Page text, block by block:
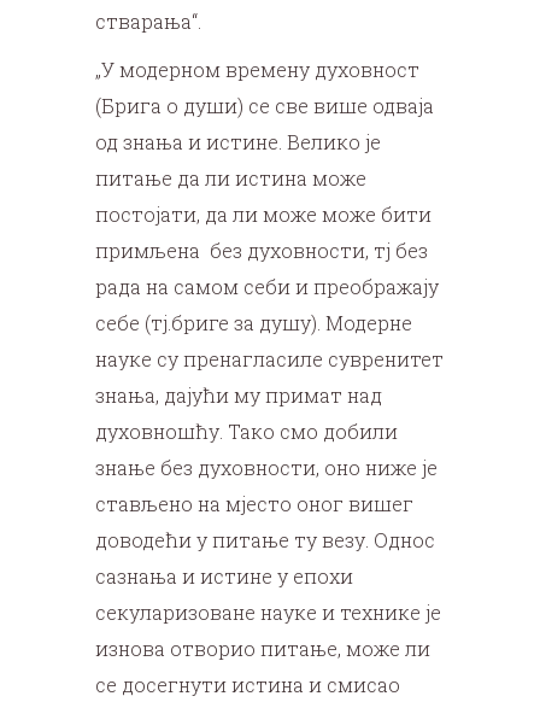
стварања“.
„У модерном времену духовност
(Брига о души) се све више одваја
од знања и истине. Велико је
питање да ли истина може
постојати, да ли може може бити
примљена без духовности, тј без
рада на самом себи и преображају
себе (тј.бриге за душу). Модерне
науке су пренагласиле сувренитет
знања, дајући му примат над
духовношћу. Тако смо добили
знање без духовности, оно ниже је
стављено на мјесто оног вишег
доводећи у питање ту везу. Однос
сазнања и истине у епохи
секуларизоване науке и технике је
изнова отворио питање, може ли
се досегнути истина и смисао